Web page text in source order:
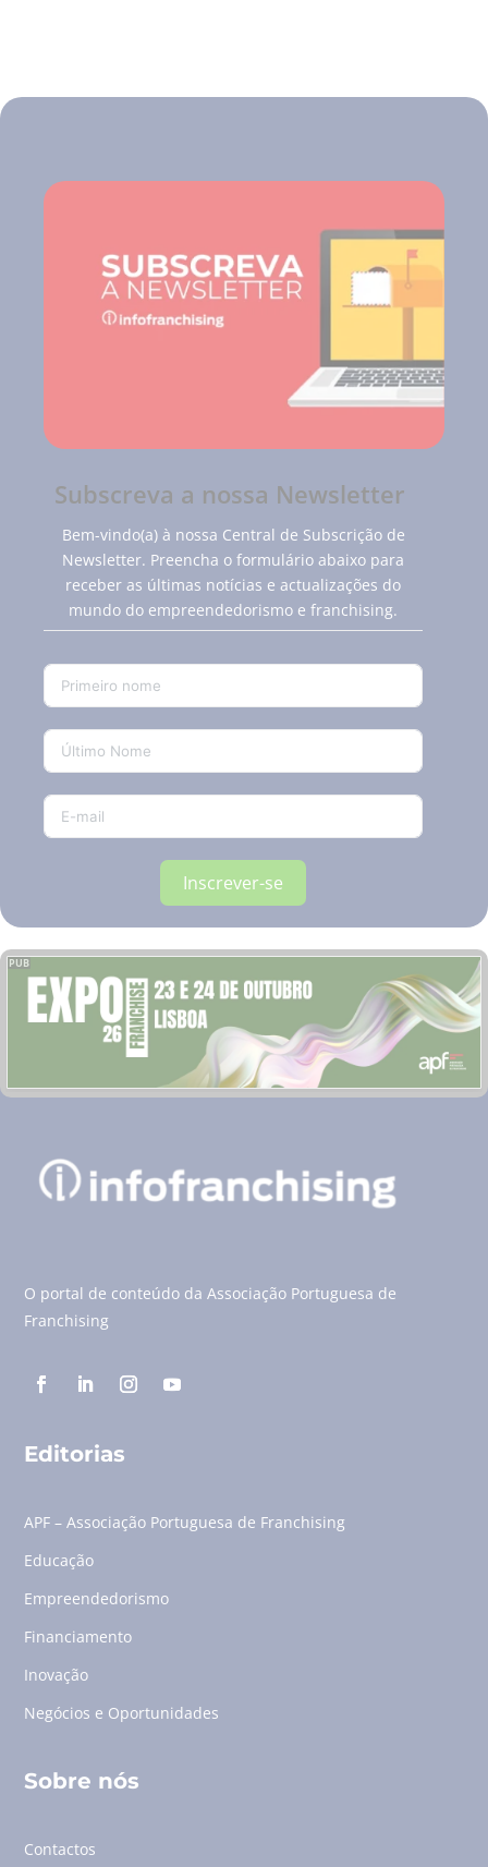
Subscreva a nossa Newsletter
Bem-vindo(a) à nossa Central de Subscrição de
Newsletter. Preencha o formulário abaixo para
receber as últimas notícias e actualizações do
mundo do empreendedorismo e franchising.
Inscrever-se
PUB
O portal de conteúdo da Associação Portuguesa de
Franchising
Editorias
APF – Associação Portuguesa de Franchising
Educação
Empreendedorismo
Financiamento
Inovação
Negócios e Oportunidades
Sobre nós
Contactos